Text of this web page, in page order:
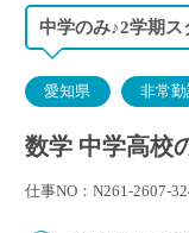
中学のみ♪2学期ス
愛知県 非常
数学 中学高校
仕事NO：N261-2607-